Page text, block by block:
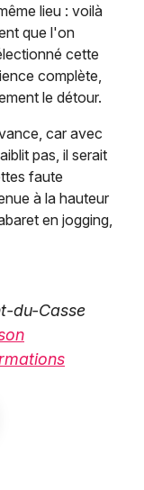
lieu : voilà
que l'on
cette
complète,
le détour.
car avec
pas, il serait
faute
à la hauteur
en jogging,
du-Casse